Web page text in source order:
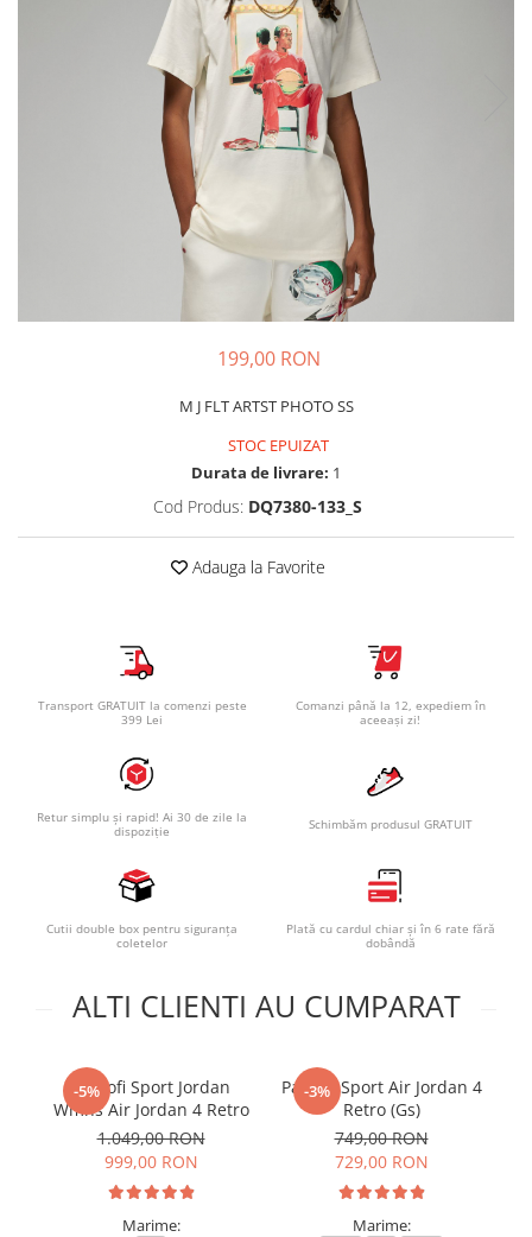
Pantaloni lungi copii
Pantaloni scurti Copii
Ingrijire incaltaminte
Caciuli
199,00 RON
M J FLT ARTST PHOTO SS
STOC EPUIZAT
Durata de livrare: 1
Cod Produs: DQ7380-133_S
Adauga la Favorite
Transport GRATUIT la comenzi peste
399 Lei
Comanzi până la 12, expediem în
aceeași zi!
Retur simplu și rapid! Ai 30 de zile la
dispoziție
Schimbăm produsul GRATUIT
Cutii double box pentru siguranța
coletelor
Plată cu cardul chiar și în 6 rate fără
dobândă
ALTI CLIENTI AU CUMPARAT
-5%
Pantofi Sport Jordan
Wmns Air Jordan 4 Retro
1.049,00 RON
999,00 RON
Marime:
-3%
Pantofi Sport Air Jordan 4
Retro (Gs)
749,00 RON
729,00 RON
Marime: